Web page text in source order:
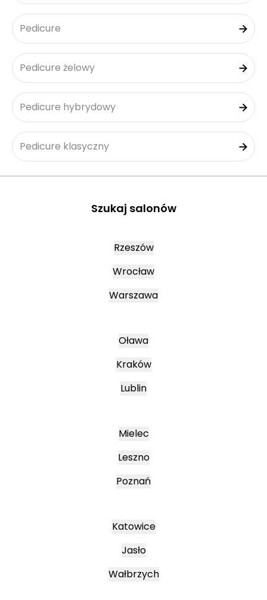
Pedicure
Pedicure żelowy
Pedicure hybrydowy
Pedicure klasyczny
Szukaj salonów
Rzeszów
Wrocław
Warszawa
Oława
Kraków
Lublin
Mielec
Leszno
Poznań
Katowice
Jasło
Wałbrzych